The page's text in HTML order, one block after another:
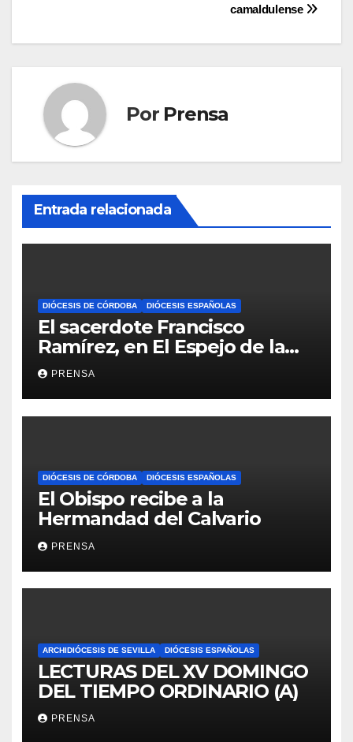
entradas
camaldulense
Por Prensa
Entrada relacionada
DIÓCESIS DE CÓRDOBA DIÓCESIS ESPAÑOLAS
El sacerdote Francisco
Ramírez, en El Espejo de la
Iglesia
PRENSA
DIÓCESIS DE CÓRDOBA DIÓCESIS ESPAÑOLAS
El Obispo recibe a la
Hermandad del Calvario
PRENSA
ARCHIDIÓCESIS DE SEVILLA DIÓCESIS ESPAÑOLAS
LECTURAS DEL XV DOMINGO
DEL TIEMPO ORDINARIO (A)
PRENSA